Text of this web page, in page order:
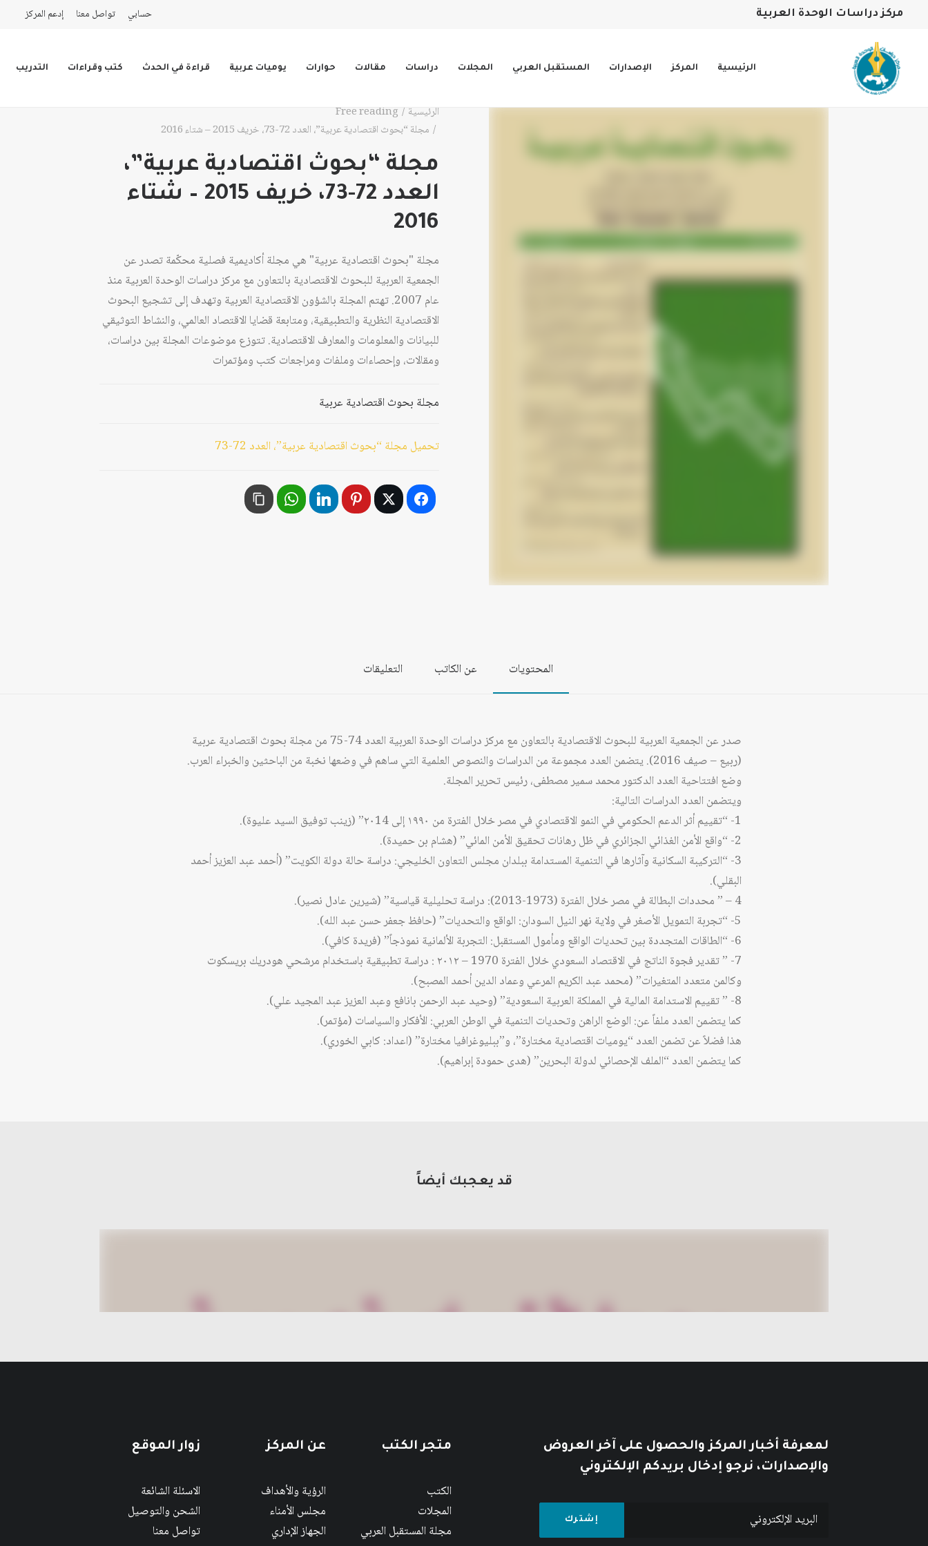
مركز دراسات الوحدة العربية حسابي تواصل معنا إدعم المركز
الرئيسية المركز الإصدارات المستقبل العربي المجلات دراسات مقالات حوارات يوميات عربية قراءة في الحدث كتب وقراءات التدريب
الرئيسية
Free reading
مجلة “بحوث اقتصادية عربية”، العدد 72-73، خريف 2015 – شتاء 2016
مجلة “بحوث اقتصادية عربية”،
العدد 72-73، خريف 2015 – شتاء
2016
مجلة "بحوث اقتصادية عربية" هي مجلة أكاديمية فصلية محكّمة تصدر عن
الجمعية العربية للبحوث الاقتصادية بالتعاون مع مركز دراسات الوحدة العربية منذ
عام 2007. تهتم المجلة بالشؤون الاقتصادية العربية وتهدف إلى تشجيع البحوث
الاقتصادية النظرية والتطبيقية، ومتابعة قضايا الاقتصاد العالمي، والنشاط التوثيقي
للبيانات والمعلومات والمعارف الاقتصادية. تتوزع موضوعات المجلة بين دراسات،
ومقالات، وإحصاءات وملفات ومراجعات كتب ومؤتمرات
مجلة بحوث اقتصادية عربية
تحميل مجلة “بحوث اقتصادية عربية”، العدد 72-73
المحتويات عن الكاتب التعليقات
صدر عن الجمعية العربية للبحوث الاقتصادية بالتعاون مع مركز دراسات الوحدة العربية العدد 74-75 من مجلة بحوث اقتصادية عربية
(ربيع – صيف 2016). يتضمن العدد مجموعة من الدراسات والنصوص العلمية التي ساهم في وضعها نخبة من الباحثين والخبراء العرب.
وضع افتتاحية العدد الدكتور محمد سمير مصطفى، رئيس تحرير المجلة.
ويتضمن العدد الدراسات التالية:
1- “تقييم أثر الدعم الحكومي في النمو الاقتصادي في مصر خلال الفترة من ١٩٩٠ إلى ٢٠14” (زينب توفيق السيد عليوة).
2- “واقع الأمن الغذائي الجزائري في ظل رهانات تحقيق الأمن المائي” (هشام بن حميدة).
3- “التركيبة السكانية وآثارها في التنمية المستدامة ببلدان مجلس التعاون الخليجي: دراسة حالة دولة الكويت” (أحمد عبد العزيز أحمد
البقلي).
4 – ” محددات البطالة في مصر خلال الفترة (1973-2013): دراسة تحليلية قياسية” (شيرين عادل نصير).
5- “تجربة التمويل الأصغر في ولاية نهر النيل السودان: الواقع والتحديات” (حافظ جعفر حسن عبد الله).
6- “الطاقات المتجددة بين تحديات الواقع ومأمول المستقبل: التجربة الألمانية نموذجاً” (فريدة كافي).
7- ” تقدير فجوة الناتج في الاقتصاد السعودي خلال الفترة 1970 – ٢٠١٢ : دراسة تطبيقية باستخدام مرشحي هودريك بريسكوت
وكالمن متعدد المتغيرات” (محمد عبد الكريم المرعي وعماد الدين أحمد المصبح).
8- ” تقييم الاستدامة المالية في المملكة العربية السعودية” (وحيد عبد الرحمن بانافع وعبد العزيز عبد المجيد علي).
كما يتضمن العدد ملفاً عن: الوضع الراهن وتحديات التنمية في الوطن العربي: الأفكار والسياسات (مؤتمر).
هذا فضلاً عن تضمن العدد “يوميات اقتصادية مختارة”، و”ببليوغرافيا مختارة” (اعداد: كابي الخوري).
كما يتضمن العدد “الملف الإحصائي لدولة البحرين” (هدى حمودة إبراهيم).
قد يعجبك أيضاً
لمعرفة أخبار المركز والحصول على آخر العروض
والإصدارات، نرجو إدخال بريدكم الإلكتروني
متجر الكتب
الكتب
المجلات
مجلة المستقبل العربي
عن المركز
الرؤية والأهداف
مجلس الأمناء
الجهاز الإداري
زوار الموقع
الاسئلة الشائعة
الشحن والتوصيل
تواصل معنا